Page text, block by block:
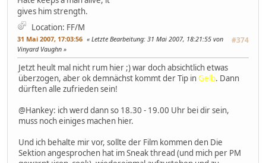
gives him strength.
Location: FF/M
31 Mai 2007, 17:03:56 #374
Letzte Bearbeitung: 31 Mai 2007, 18:21:55 von
Vinyard Vaughn
Jetzt heult mal nicht rum hier ;) war doch absichtlich etwas
überzogen, aber ok demnächst kommt der Tip inGelb. Dann
dürften alle zufrieden sein!
@Hankey: ich werd dann so 18.30 - 19.00 Uhr bei dir sein,
muss noch einiges machen hier.
Und ich behalte mir vor, sollte der Film kommen den Die
Sektion angesprochen hat im Sneak thread (und mich per PM